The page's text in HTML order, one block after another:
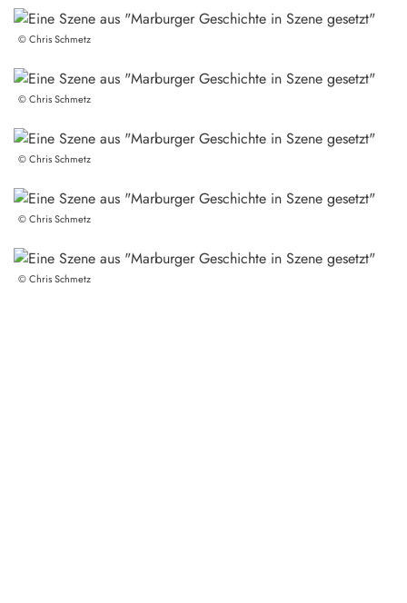
©Chris Schmetz
©Chris Schmetz
©Chris Schmetz
©Chris Schmetz
©Chris Schmetz